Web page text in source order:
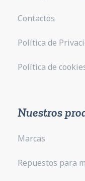
Contactos
Política de
Política de
Nuestros
Marcas
Repuestos para